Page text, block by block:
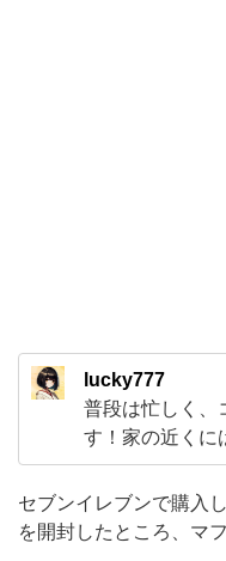
AR
が
ま
し
た！
lucky777
普段は忙しく、
す！家の近くに
ート、ローソン
一番好きなコン
りやスイーツ
セブンイレブンで購入
を開封したところ、マ